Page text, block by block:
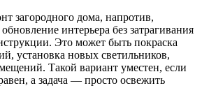
загородного дома, напротив,
интерьера без затрагивания
Это может быть покраска
установка новых светильников,
Такой вариант уместен, если
а задача — просто освежить